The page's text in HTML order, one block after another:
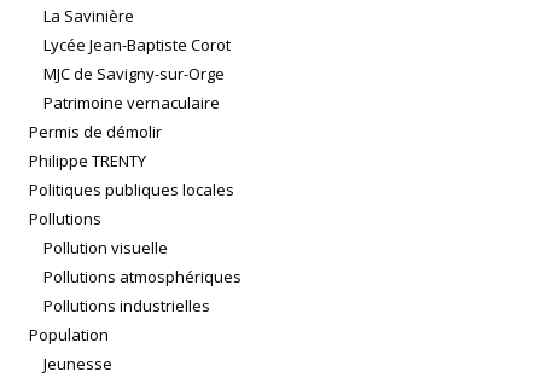
La Savinière
Lycée Jean-Baptiste Corot
MJC de Savigny-sur-Orge
Patrimoine vernaculaire
Permis de démolir
Philippe TRENTY
Politiques publiques locales
Pollutions
Pollution visuelle
Pollutions atmosphériques
Pollutions industrielles
Population
Jeunesse